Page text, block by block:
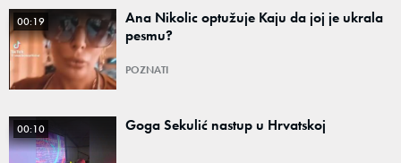
00:19
Ana Nikolic optužuje Kaju da joj je ukrala
pesmu?
POZNATI
00:10 Goga Sekulić nastup u Hrvatskoj